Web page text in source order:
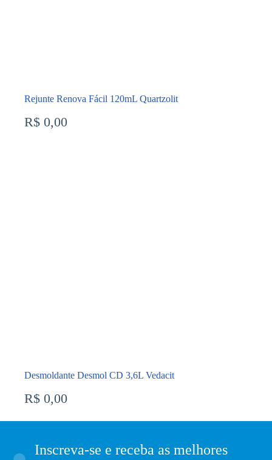
Rejunte Renova Fácil 120mL Quartzolit
R$ 0,00
Desmoldante Desmol CD 3,6L Vedacit
R$ 0,00
Inscreva-se e receba as melhores